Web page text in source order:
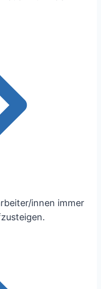
innen immer